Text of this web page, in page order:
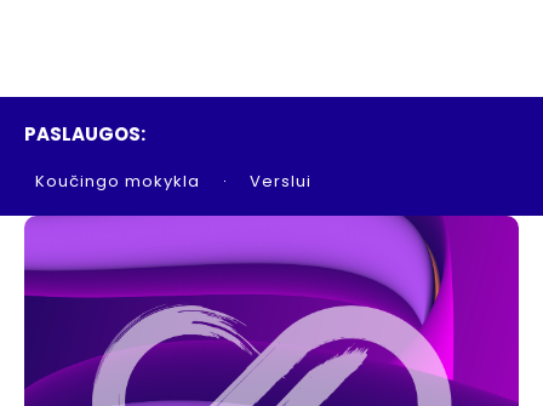
PASLAUGOS:
Koučingo mokykla Verslui